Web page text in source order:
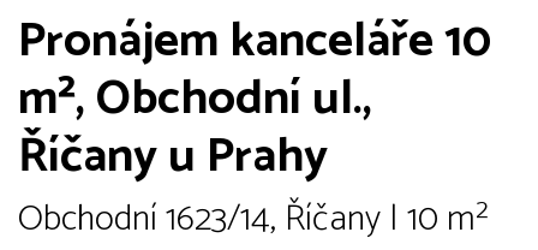
Pronájem kanceláře 10
m², Obchodní ul.,
Říčany u Prahy
Obchodní 1623/14, Říčany | 10 m²